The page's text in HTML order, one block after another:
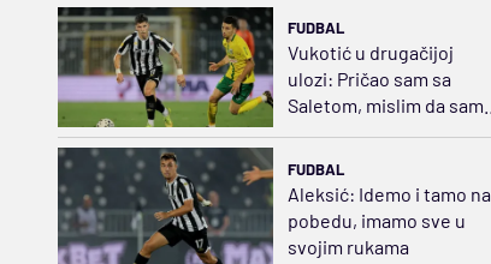
FUDBAL
Vukotić u drugačijoj
ulozi: Pričao sam sa
Saletom, mislim da sam
opravdao tu poziciju
FUDBAL
Aleksić: Idemo i tamo na
pobedu, imamo sve u
svojim rukama